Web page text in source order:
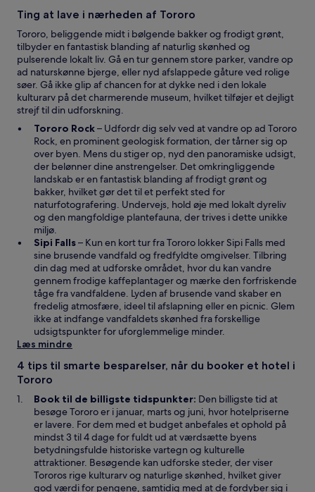
e
Ting at lave i nærheden af Tororo
Tororo, beliggende midt i bølgende bakker og frodigt grønt,
tilbyder en fantastisk blanding af naturlig skønhed og
pulserende lokalt liv. Gå en tur gennem store parker, vandre op
ad naturskønne bjerge, eller nyd afslappede gåture ved rolige
søer. Gå ikke glip af chancen for at dykke ned i den lokale
kulturarv på det charmerende museum, hvilket tilføjer et dejligt
strejf til din udforskning.
Tororo RockÅ
b
n
e
r
i
e
t
y
t
v
i
n
d
u
e
– Udfordr dig selv ved at vandre op ad Tororo
Rock, en prominent geologisk formation, der tårner sig op
over byen. Mens du stiger op, nyd den panoramiske udsigt,
der belønner dine anstrengelser. Det omkringliggende
landskab er en fantastisk blanding af frodigt grønt og
bakker, hvilket gør det til et perfekt sted for
naturfotografering. Undervejs, hold øje med lokalt dyreliv
og den mangfoldige plantefauna, der trives i dette unikke
miljø.
Sipi FallsÅ
b
n
e
r
i
e
t
t
n
d
u
e
– Kun en kort tur fra Tororo lokker Sipi Falls med
sine brusende vandfald og fredfyldte omgivelser. Tilbring
din dag med at udforske området, hvor du kan vandre
gennem frodige kaffeplantager og mærke den forfriskende
tåge fra vandfaldene. Lyden af brusende vand skaber en
fredelig atmosfære, ideel til afslapning eller en picnic. Glem
ikke at indfange vandfaldets skønhed fra forskellige
udsigtspunkter for uforglemmelige minder.
Læs mindre
4 tips til smarte besparelser, når du booker et hotel i
Tororo
Book til de billigste tidspunkter: Den billigste tid at
besøge Tororo er i januar, marts og juni, hvor hotelpriserne
er lavere. For dem med et budget anbefales et ophold på
mindst 3 til 4 dage for fuldt ud at værdsætte byens
betydningsfulde historiske vartegn og kulturelle
attraktioner. Besøgende kan udforske steder, der viser
Tororos rige kulturarv og naturlige skønhed, hvilket giver
god værdi for pengene, samtidig med at de fordyber sig i